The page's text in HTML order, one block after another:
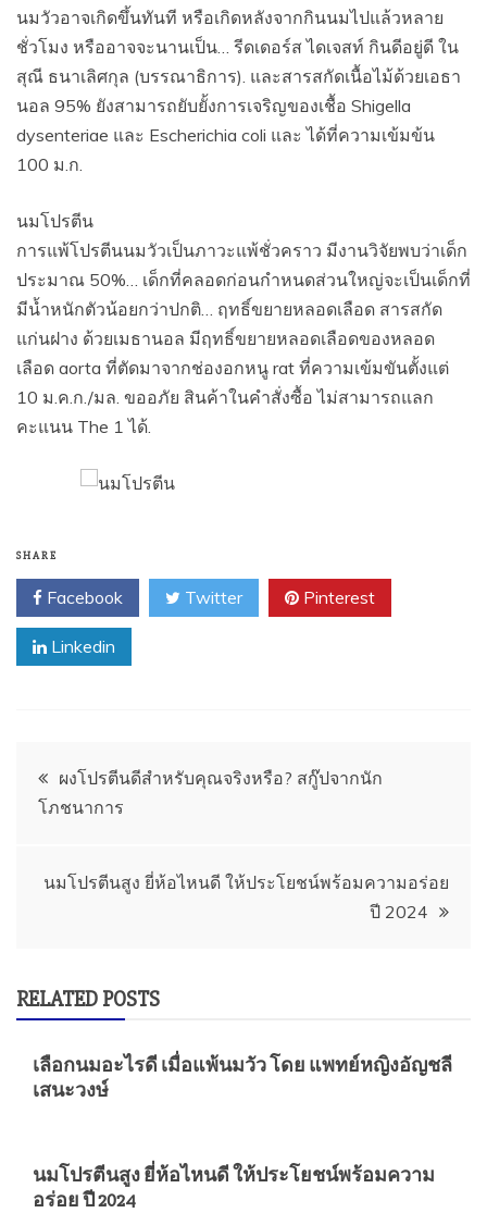
นมวัวอาจเกิดขึ้นทันที หรือเกิดหลังจากกินนมไปแล้วหลาย
ชั่วโมง หรืออาจจะนานเป็น… รีดเดอร์ส ไดเจสท์ กินดีอยู่ดี ใน
สุณี ธนาเลิศกุล (บรรณาธิการ). และสารสกัดเนื้อไม้ด้วยเอธา
นอล 95% ยังสามารถยับยั้งการเจริญของเชื้อ Shigella
dysenteriae และ Escherichia coli และ ได้ที่ความเข้มข้น
100 ม.ก.
นมโปรตีน
การแพ้โปรตีนนมวัวเป็นภาวะแพ้ชั่วคราว มีงานวิจัยพบว่าเด็ก
ประมาณ 50%… เด็กที่คลอดก่อนกำหนดส่วนใหญ่จะเป็นเด็กที่
มีน้ำหนักตัวน้อยกว่าปกติ… ฤทธิ์ขยายหลอดเลือด สารสกัด
แก่นฝาง ด้วยเมธานอล มีฤทธิ์ขยายหลอดเลือดของหลอด
เลือด aorta ที่ตัดมาจากช่องอกหนู rat ที่ความเข้มขันตั้งแต่
10 ม.ค.ก./มล. ขออภัย สินค้าในคำสั่งซื้อ ไม่สามารถแลก
คะแนน The 1 ได้.
SHARE
Facebook Twitter Pinterest
Linkedin
Post
navigation
ผงโปรตีนดีสำหรับคุณจริงหรือ? สกู๊ปจากนัก
โภชนาการ
นมโปรตีนสูง ยี่ห้อไหนดี ให้ประโยชน์พร้อมความอร่อย
ปี 2024
RELATED POSTS
เลือกนมอะไรดี เมื่อแพ้นมวัว โดย แพทย์หญิงอัญชลี
เสนะวงษ์
นมโปรตีนสูง ยี่ห้อไหนดี ให้ประโยชน์พร้อมความ
อร่อย ปี 2024